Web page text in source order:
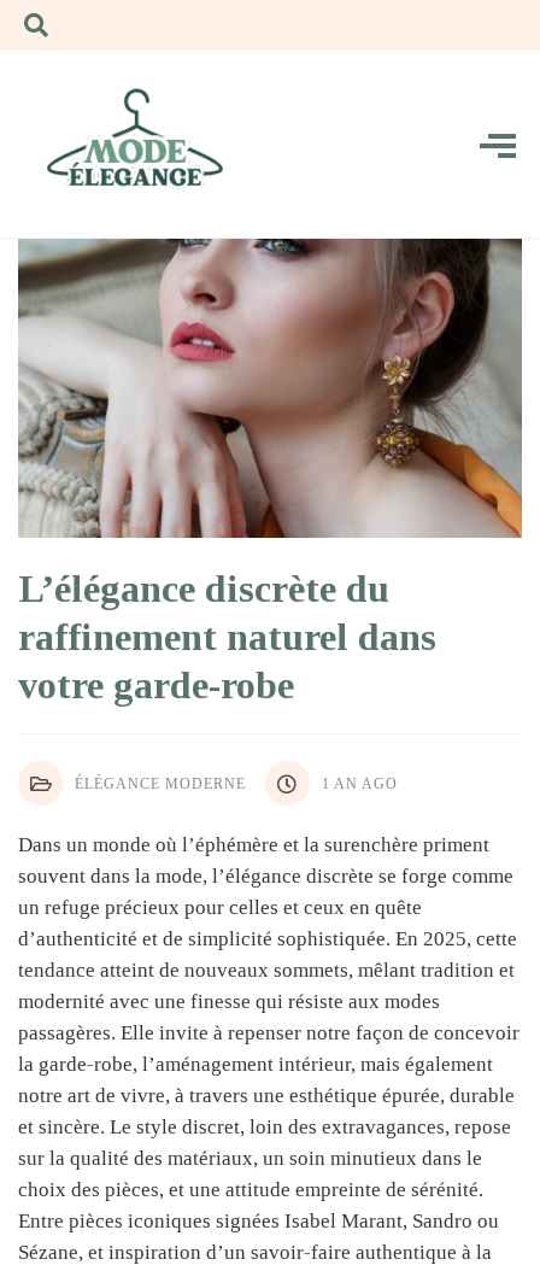
L’élégance discrète du
raffinement naturel dans
votre garde-robe
ÉLÉGANCE MODERNE 1 AN AGO
Dans un monde où l’éphémère et la surenchère priment
souvent dans la mode, l’élégance discrète se forge comme
un refuge précieux pour celles et ceux en quête
d’authenticité et de simplicité sophistiquée. En 2025, cette
tendance atteint de nouveaux sommets, mêlant tradition et
modernité avec une finesse qui résiste aux modes
passagères. Elle invite à repenser notre façon de concevoir
la garde-robe, l’aménagement intérieur, mais également
notre art de vivre, à travers une esthétique épurée, durable
et sincère. Le style discret, loin des extravagances, repose
sur la qualité des matériaux, un soin minutieux dans le
choix des pièces, et une attitude empreinte de sérénité.
Entre pièces iconiques signées Isabel Marant, Sandro ou
Sézane, et inspiration d’un savoir-faire authentique à la